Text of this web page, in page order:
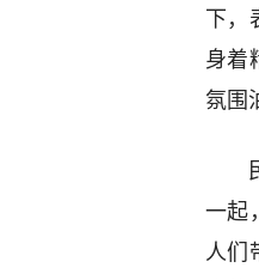
下
身着
氛围
一起
人们